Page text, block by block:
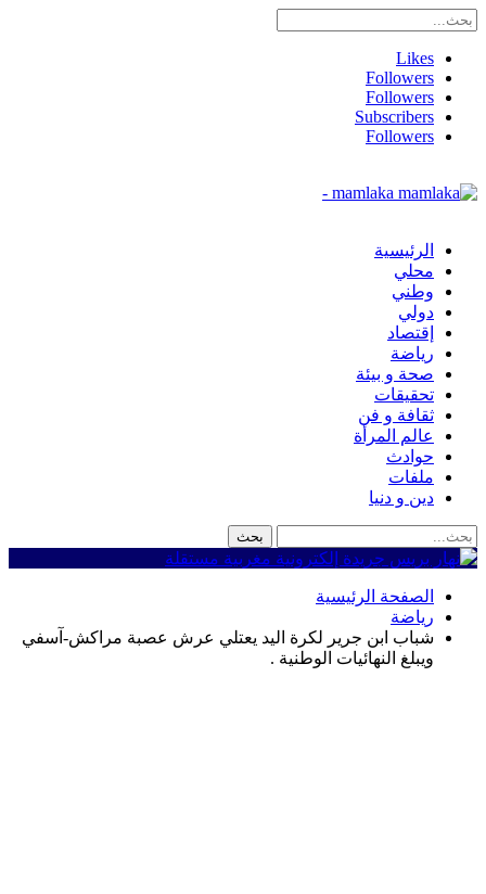
Likes
Followers
Followers
Subscribers
Followers
mamlaka -
الرئيسية
محلي
وطني
دولي
إقتصاد
رياضة
صحة و بيئة
تحقيقات
ثقافة و فن
عالم المرأة
حوادث
ملفات
دين و دنيا
الصفحة الرئيسية
رياضة
شباب ابن جرير لكرة اليد يعتلي عرش عصبة مراكش-آسفي
ويبلغ النهائيات الوطنية .